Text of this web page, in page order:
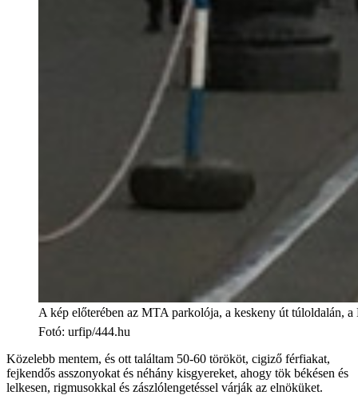
A kép előterében az MTA parkolója, a keskeny út túloldalán,
Fotó: urfip/444.hu
Közelebb mentem, és ott találtam 50-60 törököt, cigiző férfiakat,
fejkendős asszonyokat és néhány kisgyereket, ahogy tök békésen és
lelkesen, rigmusokkal és zászlólengetéssel várják az elnöküket.